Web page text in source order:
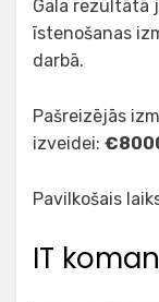
Gala rezultātā
īstenošanas
darbā.
Pašreizējās
izveidei:
Pavilkošais
IT